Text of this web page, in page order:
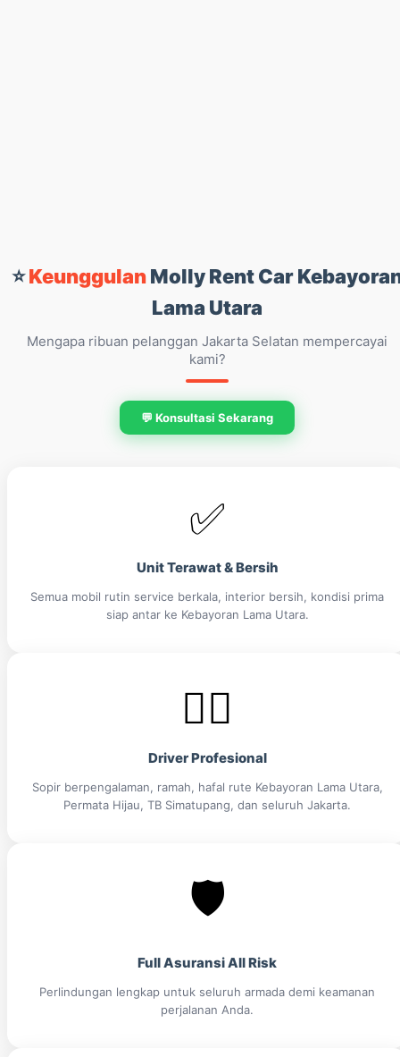
⭐KeunggulanMolly Rent Car
Lama Utara
Mengapa ribuan pelanggan Jakarta Selatan mempercayai
kami?
💬 Konsultasi Sekarang
✅
Unit Terawat & Bersih
Semua mobil rutin service berkala, interior bersih, kondisi prima
siap antar ke Kebayoran Lama Utara.
👨‍✈️
Driver Profesional
Sopir berpengalaman, ramah, hafal rute Kebayoran Lama Utara,
Permata Hijau, TB Simatupang, dan seluruh Jakarta.
🛡️
Full Asuransi All Risk
Perlindungan lengkap untuk seluruh armada demi keamanan
perjalanan Anda.